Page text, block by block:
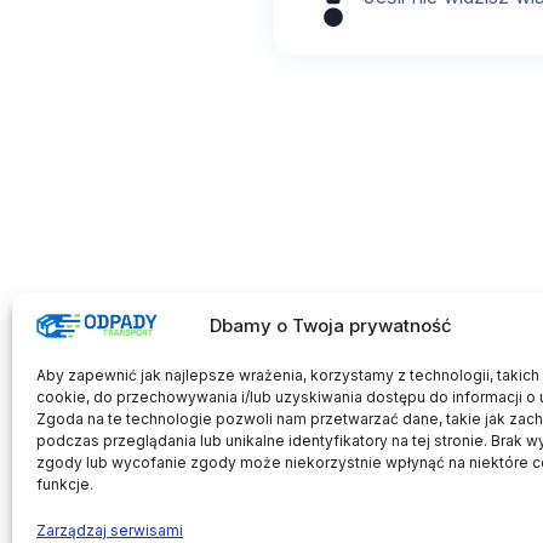
Dbamy o Twoja prywatność
Aby zapewnić jak najlepsze wrażenia, korzystamy z technologii, takich
cookie, do przechowywania i/lub uzyskiwania dostępu do informacji o
Zgoda na te technologie pozwoli nam przetwarzać dane, takie jak
podczas przeglądania lub unikalne identyfikatory na tej stronie. Brak
zgody lub wycofanie zgody może niekorzystnie wpłynąć na niektóre
funkcje.
Zarządzaj serwisami